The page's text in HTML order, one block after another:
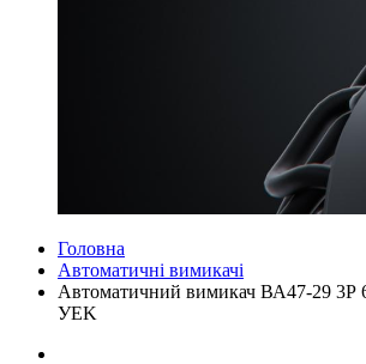
Головна
Автоматичні вимикачі
Автоматичний вимикач ВА47-29 3Р
УEK